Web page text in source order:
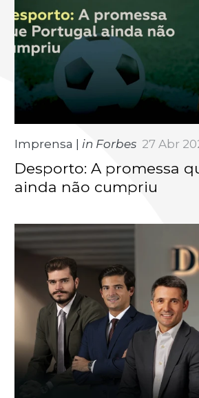
Imprensa | in Forbes 27 Abr
Desporto: A promessa
ainda não cumpriu